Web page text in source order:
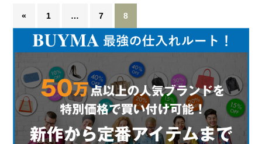
« 1 … 7 8